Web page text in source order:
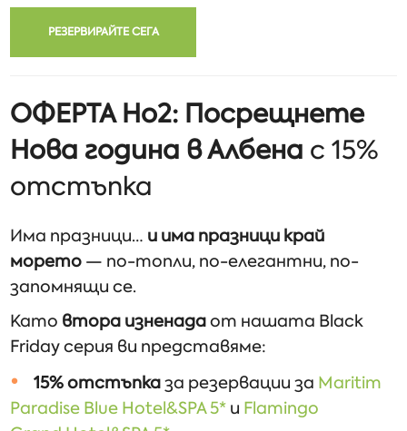
РЕЗЕРВИРАЙТЕ СЕГА
ОФЕРТА Но2: Посрещнете
Нова година в Албена с 15%
отстъпка
Има празници… и има празници край
морето — по-топли, по-елегантни, по-
запомнящи се.
Като втора изненадаот нашата Black
Friday серия ви представяме:
15% отстъпказа резервации за Maritim
Paradise Blue Hotel&SPA 5* и Flamingo